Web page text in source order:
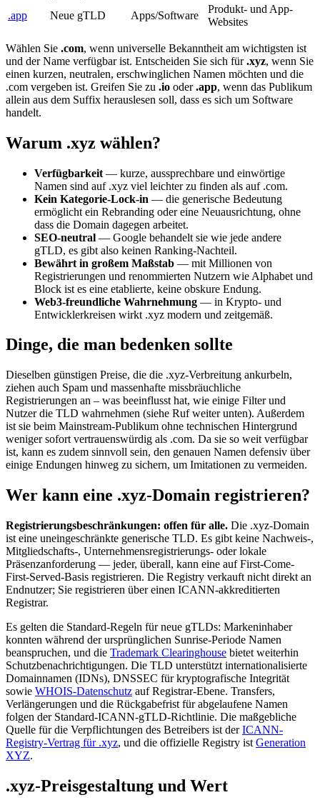
.app Neue gTLD Apps/Software
Produkt- und App-
Websites
Wählen Sie .com, wenn universelle Bekanntheit am wichtigsten ist
und der Name verfügbar ist. Entscheiden Sie sich für.xyz, wenn Sie
einen kurzen, neutralen, erschwinglichen Namen möchten und die
.com vergeben ist. Greifen Sie zu .io oder.app, wenn das Publikum
allein aus dem Suffix herauslesen soll, dass es sich um Software
handelt.
Warum .xyz wählen?
Verfügbarkeit — kurze, aussprechbare und einwörtige
Namen sind auf .xyz viel leichter zu finden als auf .com.
Kein Kategorie-Lock-in — die generische Bedeutung
ermöglicht ein Rebranding oder eine Neuausrichtung, ohne
dass die Domain dagegen arbeitet.
SEO-neutral — Google behandelt sie wie jede andere
gTLD, es gibt also keinen Ranking-Nachteil.
Bewährt in großem Maßstab — mit Millionen von
Registrierungen und renommierten Nutzern wie Alphabet und
Block ist es eine etablierte, keine obskure Endung.
Web3-freundliche Wahrnehmung — in Krypto- und
Entwicklerkreisen wirkt .xyz modern und zeitgemäß.
Dinge, die man bedenken sollte
Dieselben günstigen Preise, die die .xyz-Verbreitung ankurbeln,
ziehen auch Spam und massenhafte missbräuchliche
Registrierungen an – was beeinflusst hat, wie einige Filter und
Nutzer die TLD wahrnehmen (siehe Ruf weiter unten). Außerdem
ist sie beim Mainstream-Publikum ohne technischen Hintergrund
weniger sofort vertrauenswürdig als .com. Da sie so weit verfügbar
ist, kann es zudem sinnvoll sein, den genauen Namen defensiv über
einige Endungen hinweg zu sichern, um Imitationen zu vermeiden.
Wer kann eine .xyz-Domain registrieren?
Registrierungsbeschränkungen: offen für alle. Die .xyz-Domain
ist eine uneingeschränkte generische TLD. Es gibt keine Nachweis-,
Mitgliedschafts-, Unternehmensregistrierungs- oder lokale
Präsenzanforderung — jeder, überall, kann eine auf First-Come-
First-Served-Basis registrieren. Die Registry verkauft nicht direkt an
Endnutzer; Sie registrieren über einen ICANN-akkreditierten
Registrar.
Es gelten die Standard-Regeln für neue gTLDs: Markeninhaber
konnten während der ursprünglichen Sunrise-Periode Namen
beanspruchen, und die Trademark Clearinghouse bietet weiterhin
Schutzbenachrichtigungen. Die TLD unterstützt internationalisierte
Domainnamen (IDNs), DNSSEC für kryptografische Integrität
sowie WHOIS-Datenschutz auf Registrar-Ebene. Transfers,
Verlängerungen und die Rückgabefrist für abgelaufene Namen
folgen der Standard-ICANN-gTLD-Richtlinie. Die maßgebliche
Quelle für die Verpflichtungen des Betreibers ist derICANN-
Registry-Vertrag für .xyz, und die offizielle Registry ist Generation
XYZ.
.xyz-Preisgestaltung und Wert